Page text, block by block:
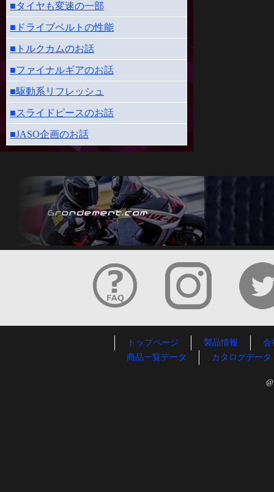
■タイヤも変速の一部
■ドライブベルトの性能
■トルクカムのお話
■ファイナルギアのお話
■駆動系リフレッシュ
■スライドピースのお話
■JASO企画のお話
トップページ 製品情報
会
商品一覧データ
カタログデータ